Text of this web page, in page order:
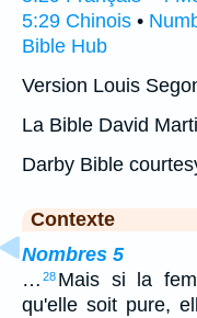
5:29 Chinois •
Bible Hub
Version Louis
La Bible David
Darby Bible
Contexte
Nombres 5
… 28 Mais si la
qu'elle soit pure,